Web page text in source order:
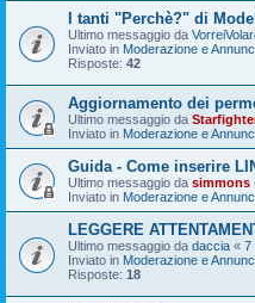
I tanti "Perchè?" di
Ultimo messaggio da
Inviato in Moderazione e
Risposte: 42
Aggiornamento dei
Ultimo messaggio da
Inviato in Moderazione e
Guida - Come inserire
Ultimo messaggio da simmons
Inviato in Moderazione e
LEGGERE
Ultimo messaggio da daccia « 7
Inviato in Moderazione e
Risposte: 18